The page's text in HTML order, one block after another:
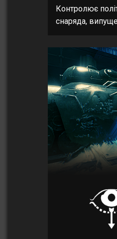
Контролює
снаряда,